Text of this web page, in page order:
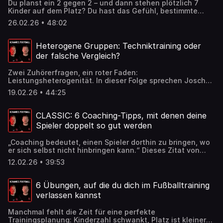
fühlen wird: Handys haben auf dem Platz nichts zu
suchen.
Du planst ein 2 gegen 2 – und dann stehen plötzlich 7
Kinder auf dem Platz? Du hast das Gefühl, bestimmte
Übungen tauchen „zu oft“ auf und die Kids stöhnen
schon? In dieser Episode beantworten Joscha & Sako
weniger Druck und mehr Wirkung trainierst: Warum
Wiederholungen dich besser machen (und die Kinder
schneller auf ein höheres Niveau bringen), wie du Plan-
manchmal sogar kurze Pausen braucht. Plus: ein ehrlicher
Blick auf Betreuungsschlüssel, Vergleiche mit anderen
Teams – und die wichtigste Message: Hab Spaß am
26.02.26 • 48:02
Heterogene Gruppen: Techniktraining oder
der falsche Vergleich?
Zwei Zuhörerfragen, ein roter Faden:
Leistungsheterogenität. In dieser Folge sprechen Joscha
und Sako darüber, warum „fehlende Technik“ oft nur ein
Symptom ist, wieso der Vergleich mit den Besten die Sicht
Spielformen und einem besseren Rahmen dafür sorgst,
dass alle Kinder Erfolgserlebnisse sammeln - vom E-
Jugend-Training bis zu Bambini/G-Jugend.
19.02.26 • 44:25
CLASSIC: 6 Coaching-Tipps, mit denen deine
Spieler doppelt so gut werden
„Coaching bedeutet, einen Spieler dorthin zu bringen, wo
er sich selbst nicht hinbringen kann.“ Dieses Zitat von
José Mourinho bringt auf den Punkt, was einen guten
Trainer ausmacht. Ein Fußballtrainer sollte kein bloßer
Spielern nicht einfach Lösungen vor, sondern hilft ihnen,
eigene zu finden. Er benennt nicht nur Fehler, sondern
hilft seinen Spielern, diese Fehlermuster zu durchbrechen.
Tipps, die deine Spieler schneller, smarter und besser
12.02.26 • 39:53
6 Übungen, auf die du dich im Fußballtraining
verlassen kannst
Manchmal fehlt die Zeit für eine perfekte
Trainingsplanung: Kinderzahl schwankt, Platz ist kleiner